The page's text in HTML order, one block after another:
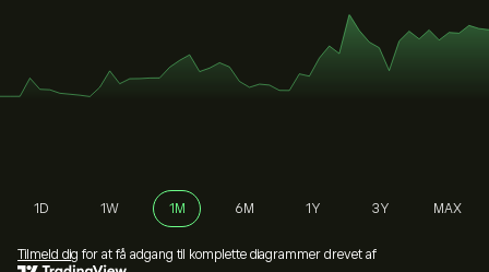
1D 1W 1M 6M 1Y 3Y MAX
Tilmeld dig for at få adgang til komplette diagrammer drevet af